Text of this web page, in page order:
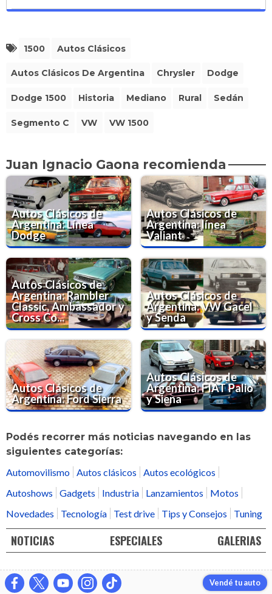
1500 Autos Clásicos
Autos Clásicos De Argentina Chrysler Dodge
Dodge 1500 Historia Mediano Rural Sedán
Segmento C VW VW 1500
Juan Ignacio Gaona recomienda
Autos Clásicos de
Argentina: Línea
Dodge
Autos Clásicos de
Argentina: línea
Valiant
Autos Clásicos de
Argentina: Rambler
Classic, Ambassador y
Cross Co...
Autos Clásicos de
Argentina: VW Gacel
y Senda
Autos Clásicos de
Argentina: Ford Sierra
Autos Clásicos de
Argentina: FIAT Palio
y Siena
Podés recorrer más noticias navegando en las
siguientes categorías:
Automovilismo
Autos clásicos
Autos ecológicos
Autoshows
Gadgets Industria Lanzamientos
Motos
Novedades
Tecnología Test drive Tips y Consejos Tuning
NOTICIAS ESPECIALES GALERIAS
Vendé tu auto